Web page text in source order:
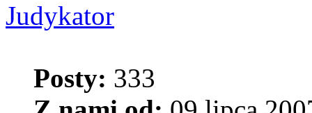
Judykator
Posty: 333